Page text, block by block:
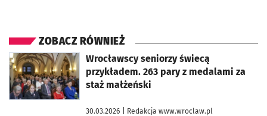
ZOBACZ RÓWNIEŻ
Wrocławscy seniorzy świecą
przykładem. 263 pary z medalami za
staż małżeński
30.03.2026 | Redakcja www.wroclaw.pl
otworzy się w nowej karcie